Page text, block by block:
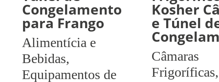
Congelamento
para Frango
Alimentícia e
Bebidas,
Equipamentos de
Kosher
e Túnel
Câmaras
Frigoríficas,